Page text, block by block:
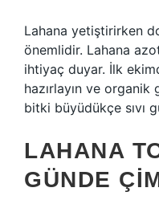
Lahana yetiştirirken
önemlidir. Lahana
ihtiyaç duyar. İlk
hazırlayın ve organik
bitki büyüdükçe sıvı
LAHANA
GÜNDE